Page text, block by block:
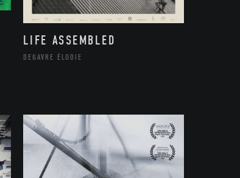
LIFE ASSEMBLED
DEGAVRE ÉLODIE